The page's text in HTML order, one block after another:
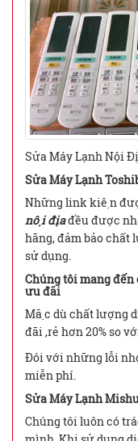
Sửa Máy Lạnh Nội
Sửa Máy Lạnh
Những link kiện
nội địađều được
hãng, đảm bảo chất
sử dụng.
Chúng tôi mang
ưu đãi
Mặc dù chất lượng
đãi ,rẻ hơn 20% so
Đói với những lỗi
miễn phí.
Sửa Máy Lạnh
Chúng tôi luôn có